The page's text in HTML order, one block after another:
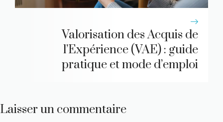
Valorisation des Acquis de
l’Expérience (VAE) : guide
pratique et mode d’emploi
Laisser un commentaire